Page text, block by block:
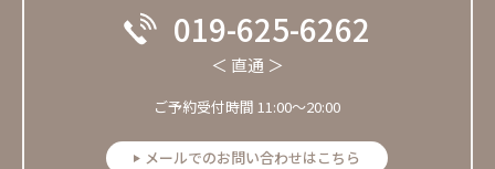
019-625-6262
＜ 直通 ＞
ご予約受付時間 11:00～20:00
メールでのお問い合わせはこちら